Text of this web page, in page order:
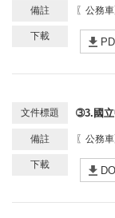
〖公務
➂3.國立
〖公務